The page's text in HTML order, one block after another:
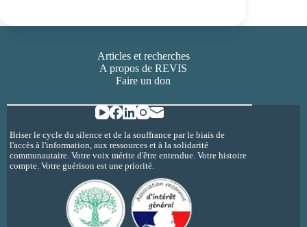
Articles et recherches
A propos de REVIS
Faire un don
Briser le cycle du silence et de la souffrance par le biais de
l'accès à l'information, aux ressources et à la solidarité
communautaire. Votre voix mérite d'être entendue. Votre histoire
compte. Votre guérison est une priorité.